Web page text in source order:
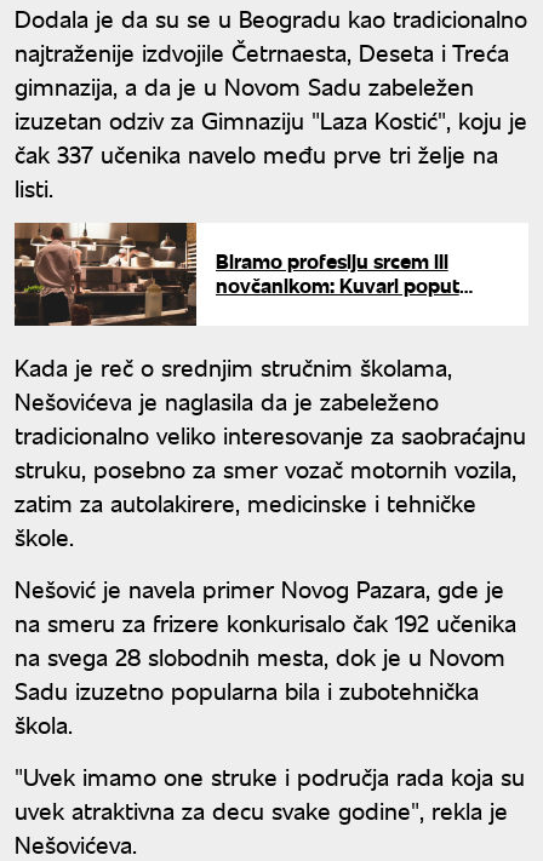
Dodala je da su se u Beogradu kao tradicionalno
najtraženije izdvojile Četrnaesta, Deseta i Treća
gimnazija, a da je u Novom Sadu zabeležen
izuzetan odziv za Gimnaziju "Laza Kostić", koju je
čak 337 učenika navelo među prve tri želje na
listi.
Biramo profesiju srcem ili
novčanikom: Kuvari poput
Kada je reč o srednjim stručnim školama,
Nešovićeva je naglasila da je zabeleženo
tradicionalno veliko interesovanje za saobraćajnu
struku, posebno za smer vozač motornih vozila,
zatim za autolakirere, medicinske i tehničke
škole.
Nešović je navela primer Novog Pazara, gde je
na smeru za frizere konkurisalo čak 192 učenika
na svega 28 slobodnih mesta, dok je u Novom
Sadu izuzetno popularna bila i zubotehnička
škola.
"Uvek imamo one struke i područja rada koja su
uvek atraktivna za decu svake godine", rekla je
Nešovićeva.